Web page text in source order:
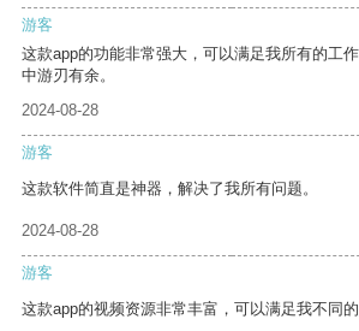
游客
这款app的功能非常强大，可以满足我所有的工
中游刃有余。
2024-08-28
游客
这款软件简直是神器，解决了我所有问题。
2024-08-28
游客
这款app的视频资源非常丰富，可以满足我不同的